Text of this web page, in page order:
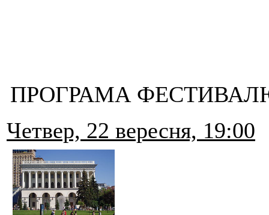
ПРОГРАМА
Четвер, 22 вересня, 19:00